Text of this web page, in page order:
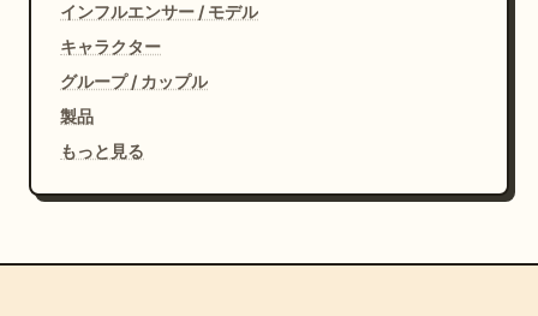
インフルエンサー / モデル
キャラクター
グループ / カップル
製品
もっと見る